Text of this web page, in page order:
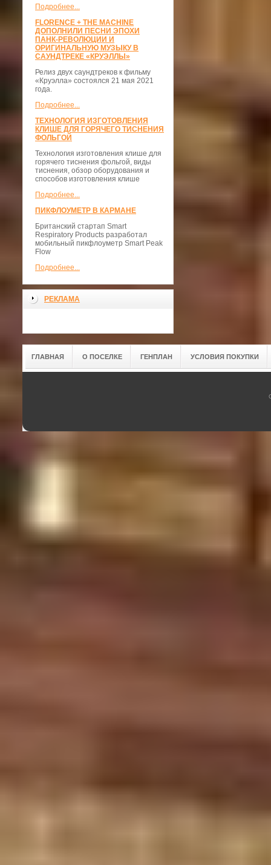
Подробнее...
FLORENCE + THE MACHINE
ДОПОЛНИЛИ ПЕСНИ ЭПОХИ
ПАНК-РЕВОЛЮЦИИ И
ОРИГИНАЛЬНУЮ МУЗЫКУ В
САУНДТРЕКЕ «КРУЭЛЛЫ»
Релиз двух саундтреков к фильму
«Круэлла» состоялся 21 мая 2021
года.
Подробнее...
ТЕХНОЛОГИЯ ИЗГОТОВЛЕНИЯ
КЛИШЕ ДЛЯ ГОРЯЧЕГО ТИСНЕНИЯ
ФОЛЬГОЙ
Технология изготовления клише для
горячего тиснения фольгой, виды
тиснения, обзор оборудования и
способов изготовления клише
Подробнее...
ПИКФЛОУМЕТР В КАРМАНЕ
Британский стартап Smart
Respiratory Products разработал
мобильный пикфлоуметр Smart Peak
Flow
Подробнее...
РЕКЛАМА
ГЛАВНАЯ О ПОСЕЛКЕ ГЕНПЛАН УСЛОВИЯ ПОКУПКИ